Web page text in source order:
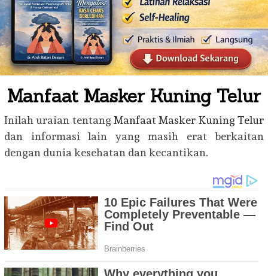
Manfaat Masker Kuning Telur
Inilah uraian tentang Manfaat Masker Kuning Telur
dan informasi lain yang masih erat berkaitan
dengan dunia kesehatan dan kecantikan.